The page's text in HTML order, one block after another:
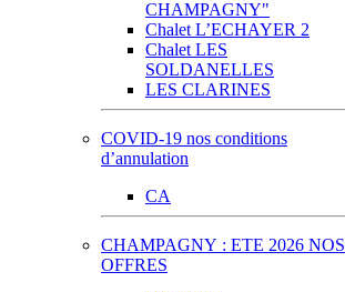
CHAMPAGNY"
Chalet L’ECHAYER 2
Chalet LES
SOLDANELLES
LES CLARINES
COVID-19 nos conditions
d’annulation
CA
CHAMPAGNY : ETE 2026 NOS
OFFRES